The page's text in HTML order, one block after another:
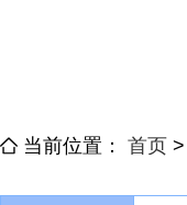
当前位置： 首页 >